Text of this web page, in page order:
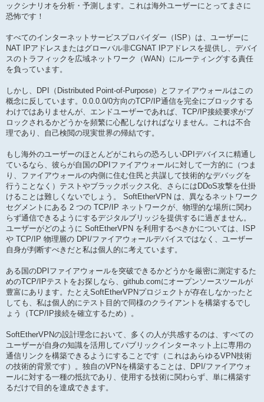
ックシナリオを分析・予測します。これは海外ユーザーにとってまさに
恐怖です！
すべてのインターネットサービスプロバイダー（ISP）は、ユーザーに
NAT IPアドレスまたはグローバル非CGNAT IPアドレスを提供し、デバイ
スのトラフィックを広域ネットワーク（WAN）にルーティングする責任
を負っています。
しかし、DPI（Distributed Point-of-Purpose）とファイアウォールはこの
概念に反しています。0.0.0.0/0方向のTCP/IP通信を完全にブロックする
わけではありませんが、エンドユーザーであれば、TCP/IP接続要求がブ
ロックされるかどうかを頻繁に心配しなければなりません。これは不合
理であり、自己検閲の現実世界の帰結です。
もし海外のユーザーのほとんどがこれらの恐ろしいDPIデバイスに精通し
ているなら、彼らが自国のDPIファイアウォールに対して一方的に（つま
り、ファイアウォールの内側に住む住民と共謀して技術的なデバッグを
行うことなく）テストやブラックボックス化、さらにはDDoS攻撃を仕掛
けることは難しくないでしょう。 SoftEtherVPN は、異なるネットワーク
セグメントにある 2 つの TCP/IP ネットワークが、物理的な場所に関わ
らず通信できるようにするデジタルブリッジを提供するに過ぎません。
ユーザーがどのように SoftEtherVPN を利用するべきかについては、ISP
や TCP/IP 物理層の DPI/ファイアウォールデバイスではなく、ユーザー
自身が判断すべきだと私は個人的に考えています。
ある国のDPIファイアウォールを突破できるかどうかを厳密に測定するた
めのTCP/IPテストをお探しなら、github.comにオープンソースツールが
豊富にあります。たとえSoftEtherVPNプロジェクトが存在しなかったと
しても、私は個人的にテスト目的で同様のクライアントを構築するでし
ょう（TCP/IP接続を確立するため）。
SoftEtherVPNの設計理念において、多くの人が共感するのは、すべての
ユーザーが自身の知識を活用してパブリックインターネット上に専用の
通信リンクを構築できるようにすることです（これはあらゆるVPN技術
の技術的背景です）。独自のVPNを構築することは、DPI/ファイアウォ
ールに対する一種の抵抗であり、使用する技術に関わらず、単に構築す
るだけで目的を達成できます。